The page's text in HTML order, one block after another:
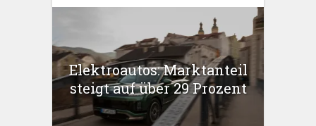
Elektroautos: Marktanteil
steigt auf über 29 Prozent